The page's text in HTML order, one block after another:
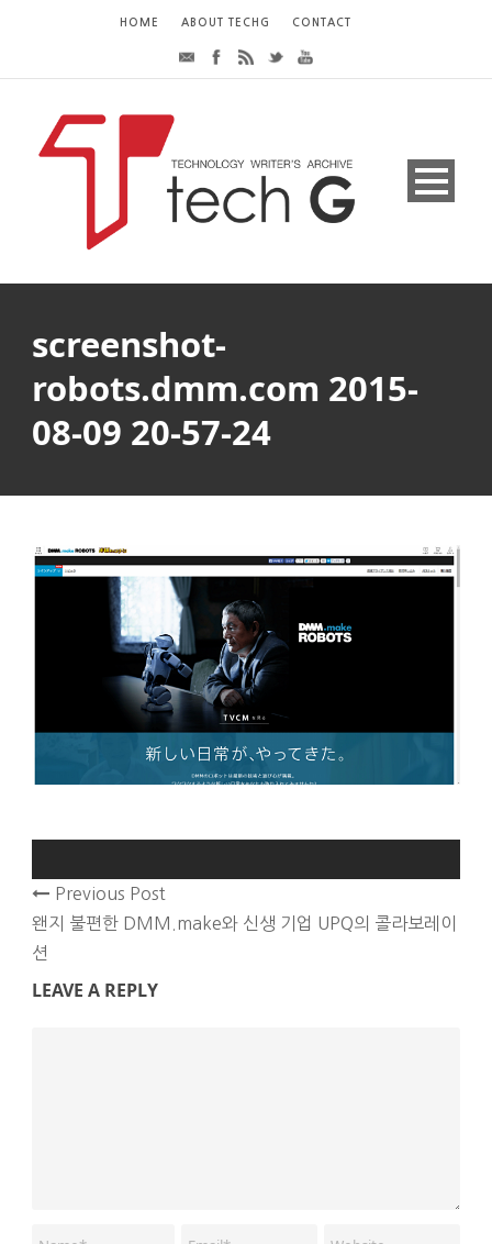
HOME ABOUT TECHG CONTACT
screenshot-
robots.dmm.com 2015-
08-09 20-57-24
Previous Post
왠지 불편한 DMM.make와 신생 기업 UPQ의 콜라보레이
션
LEAVE A REPLY